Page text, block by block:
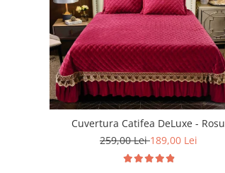
Cuvertura Catifea DeLuxe - Rosu
259,00 Lei189,00 Lei